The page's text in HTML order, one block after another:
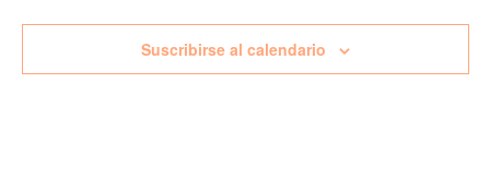
Suscribirse al calendario